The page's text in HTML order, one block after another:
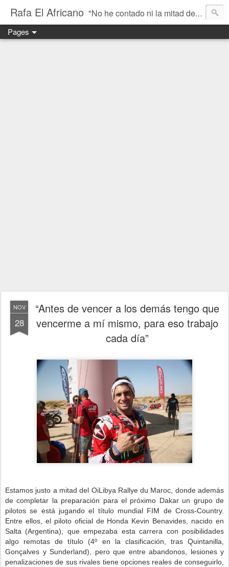
Rafa El Africano "No he contado ni la mitad de lo que he visto" - Un blog sobre motos trail y aventura
Pages
NOV
28
“Antes de vencer a los demás tengo que
vencerme a mí mismo, para eso trabajo
cada día”
Estamos justo a mitad del OiLibya Rallye du Maroc, donde además
de completar la preparación para el próximo Dakar un grupo de
pilotos se está jugando el título mundial FIM de Cross-Country.
Entre ellos, el piloto oficial de Honda Kevin Benavides, nacido en
Salta (Argentina), que empezaba esta carrera con posibilidades
algo remotas de título (4º en la clasificación, tras Quintanilla,
Gonçalves y Sunderland), pero que entre abandonos, lesiones y
penalizaciones de sus rivales tiene opciones reales de conseguirlo,